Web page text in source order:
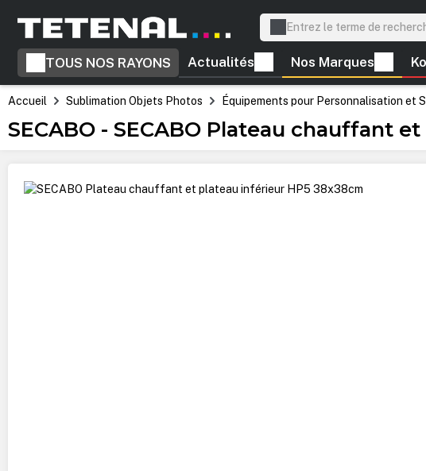
Passer à la navigation principale
TOUS NOS RAYONS Actualités Nos Marques
Accueil Sublimation Objets Photos Équipements pour Personnalisation et
SECABO - SECABO Plateau chauffant
Ignorer la galerie d'images